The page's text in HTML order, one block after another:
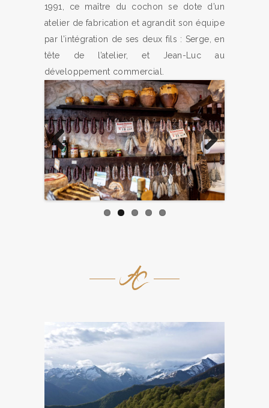
1991, ce maître du cochon se dote d’un
atelier de fabrication et agrandit son équipe
par l’intégration de ses deux fils : Serge, en
tête de l’atelier, et Jean-Luc au
développement commercial.
Previous Next